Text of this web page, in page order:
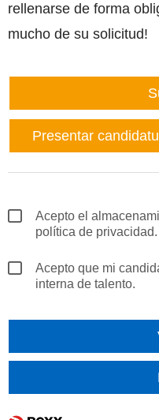
rellenarse de forma
mucho de su solicitud!
Presentar
Acepto el
política de privacidad.
Acepto que mi
interna de talento.